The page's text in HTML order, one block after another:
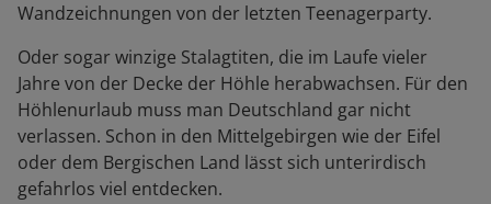
Wandzeichnungen von der letzten Teenagerparty.
Oder sogar winzige Stalagtiten, die im Laufe vieler
Jahre von der Decke der Höhle herabwachsen. Für den
Höhlenurlaub muss man Deutschland gar nicht
verlassen. Schon in den Mittelgebirgen wie der Eifel
oder dem Bergischen Land lässt sich unterirdisch
gefahrlos viel entdecken.